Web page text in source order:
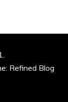
Refined Blog